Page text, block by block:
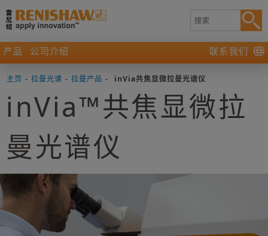
产品 公司介绍 联系我们
主页 - 拉曼光谱 - 拉曼产品 - inVia共焦显微拉曼光谱仪
inVia™共焦显微拉
曼光谱仪